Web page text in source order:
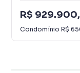
R$
Condomínio R$